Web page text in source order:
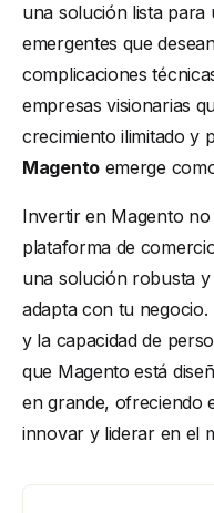
una solución lista para
emergentes que
complicaciones
empresas visionarias
crecimiento ilimitado y
Magentoemerge
Invertir en Magento
plataforma de
una solución robusta
adapta con tu
y la capacidad de
que Magento está
en grande, ofreciendo
innovar y liderar en el